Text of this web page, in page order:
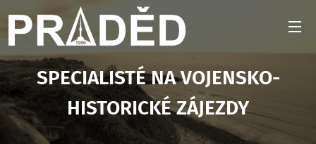
SPECIALISTÉ NA VOJENSKO-
HISTORICKÉ ZÁJEZDY